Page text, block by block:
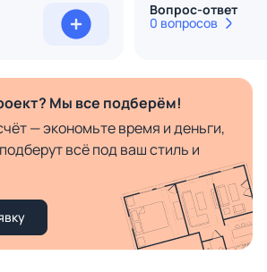
Вопрос-ответ
0 вопросов
Мы все подберём!
— экономьте время и деньги,
всё под ваш стиль и